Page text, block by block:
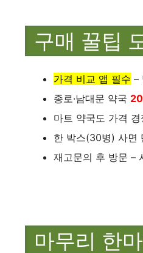
구매 꿀팁
가격 비교 앱 필수 –
종로·남대문 약국
마트 약국도 가격 경
한 박스(30병) 사면
재고문의 후 방문 –
마무리 한